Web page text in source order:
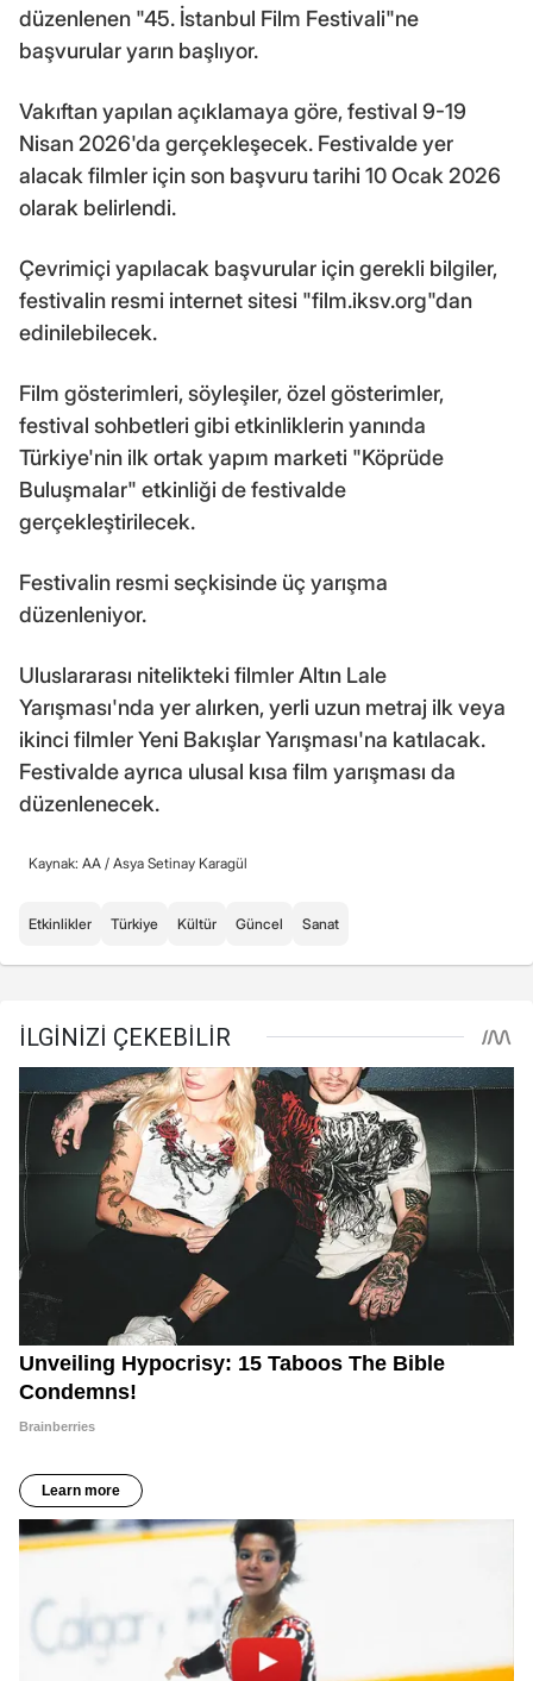
düzenlenen "45. İstanbul Film Festivali"ne
başvurular yarın başlıyor.
Vakıftan yapılan açıklamaya göre, festival 9-19
Nisan 2026'da gerçekleşecek. Festivalde yer
alacak filmler için son başvuru tarihi 10 Ocak 2026
olarak belirlendi.
Çevrimiçi yapılacak başvurular için gerekli bilgiler,
festivalin resmi internet sitesi "film.iksv.org"dan
edinilebilecek.
Film gösterimleri, söyleşiler, özel gösterimler,
festival sohbetleri gibi etkinliklerin yanında
Türkiye'nin ilk ortak yapım marketi "Köprüde
Buluşmalar" etkinliği de festivalde
gerçekleştirilecek.
Festivalin resmi seçkisinde üç yarışma
düzenleniyor.
Uluslararası nitelikteki filmler Altın Lale
Yarışması'nda yer alırken, yerli uzun metraj ilk veya
ikinci filmler Yeni Bakışlar Yarışması'na katılacak.
Festivalde ayrıca ulusal kısa film yarışması da
düzenlenecek.
Kaynak: AA / Asya Setinay Karagül
Etkinlikler Türkiye Kültür Güncel Sanat